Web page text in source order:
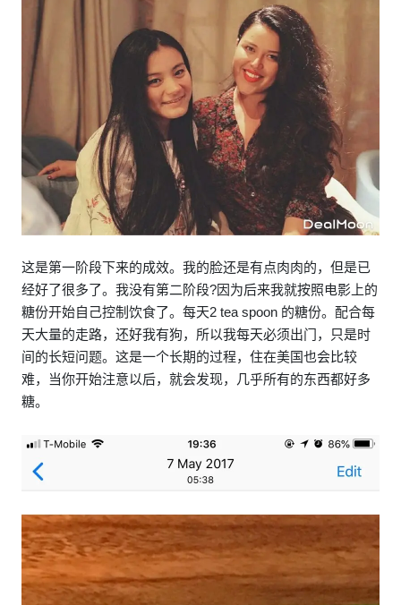
这是第一阶段下来的成效。我的脸还是有点肉肉的，但是已
经好了很多了。我没有第二阶段?因为后来我就按照电影上的
糖份开始自己控制饮食了。每天2 tea spoon 的糖份。配合每
天大量的走路，还好我有狗，所以我每天必须出门，只是时
间的长短问题。这是一个长期的过程，住在美国也会比较
难，当你开始注意以后，就会发现，几乎所有的东西都好多
糖。